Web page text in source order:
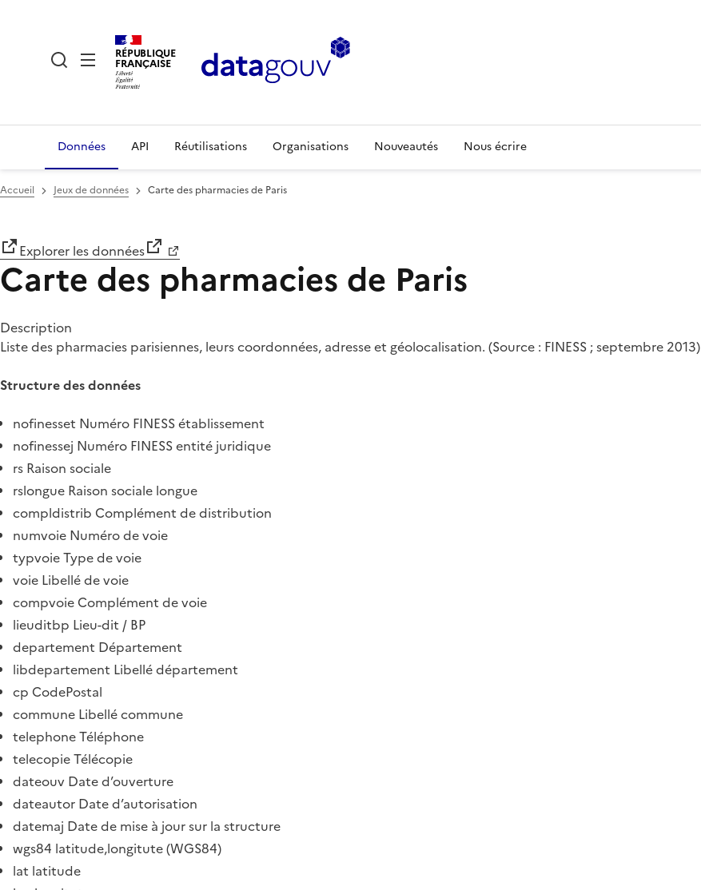
RÉPUBLIQUE
FRANÇAISE
Données API Réutilisations Organisations Nouveautés Nous écrire
Accueil Jeux de données Carte des pharmacies de Paris
Explorer les données
Carte des pharmacies de Paris
Description
Liste des pharmacies parisiennes, leurs coordonnées, adresse et géolocalisation. (Source : FINESS ; septembre 2013)
Structure des données
nofinesset Numéro FINESS établissement
nofinessej Numéro FINESS entité juridique
rs Raison sociale
rslongue Raison sociale longue
compldistrib Complément de distribution
numvoie Numéro de voie
typvoie Type de voie
voie Libellé de voie
compvoie Complément de voie
lieuditbp Lieu-dit / BP
departement Département
libdepartement Libellé département
cp CodePostal
commune Libellé commune
telephone Téléphone
telecopie Télécopie
dateouv Date d’ouverture
dateautor Date d’autorisation
datemaj Date de mise à jour sur la structure
wgs84 latitude,longitute (WGS84)
lat latitude